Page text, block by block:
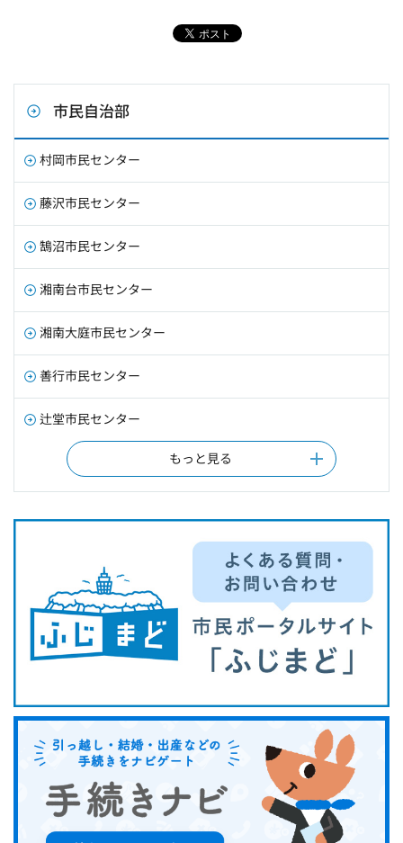
市民自治部
村岡市民センター
藤沢市民センター
鵠沼市民センター
湘南台市民センター
湘南大庭市民センター
善行市民センター
辻堂市民センター
もっと見る